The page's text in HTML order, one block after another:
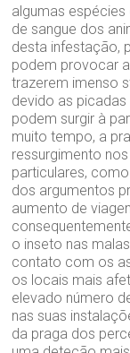
algumas
de sangue dos
desta infestação,
podem provocar
trazerem imenso
devido as
podem surgir à
muito tempo, a
ressurgimento
particulares,
dos argumentos
aumento de
o inseto nas
contato com os
os locais mais
elevado número
nas suas
da praga dos